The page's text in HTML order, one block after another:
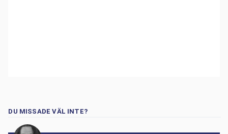
DU MISSADE VÄL INTE?